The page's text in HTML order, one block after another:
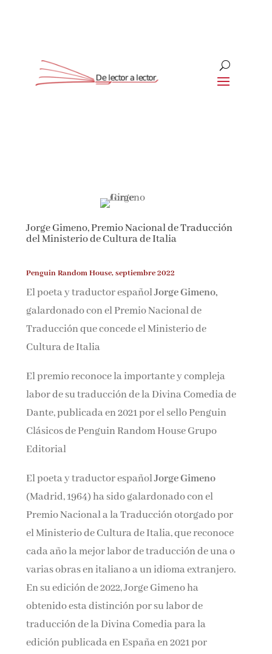
Jorge Gimeno, Premio Nacional de Traducción
del Ministerio de Cultura de Italia
Penguin Random House, septiembre 2022
El poeta y traductor españolJorge Gimeno,
galardonado con el Premio Nacional de
Traducción que concede el Ministerio de
Cultura de Italia
El premio reconoce la importante y compleja
labor de su traducción de la Divina Comedia de
Dante, publicada en 2021 por el sello Penguin
Clásicos de Penguin Random House Grupo
Editorial
El poeta y traductor españolJorge Gimeno
(Madrid, 1964) ha sido galardonado con el
Premio Nacional a la Traducción otorgado por
el Ministerio de Cultura de Italia, que reconoce
cada año la mejor labor de traducción de una o
varias obras en italiano a un idioma extranjero.
En su edición de 2022, Jorge Gimeno ha
obtenido esta distinción por su labor de
traducción de la Divina Comedia para la
edición publicada en España en 2021 por
Suscríbete
Únete a nuestra comunidad de amantes de la
literatura y recibe las últimas noticias y
Email*
Por favor, acepta lostérminos y condiciones